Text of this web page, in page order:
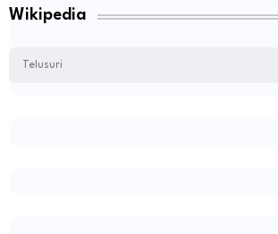
Wikipedia